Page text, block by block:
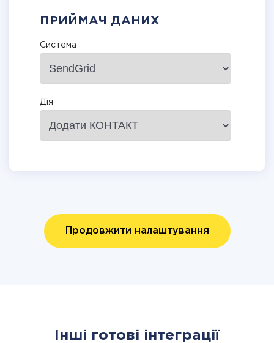
ПРИЙМАЧ ДАНИХ
Система
Дія
Продовжити налаштування
Інші готові інтеграції